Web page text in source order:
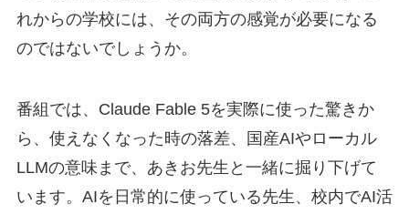
れからの学校には、その両方の感覚が必要になる
のではないでしょうか。
番組では、Claude Fable 5を実際に使った驚きか
ら、使えなくなった時の落差、国産AIやローカル
LLMの意味まで、あきお先生と一緒に掘り下げて
います。AIを日常的に使っている先生、校内でAI活